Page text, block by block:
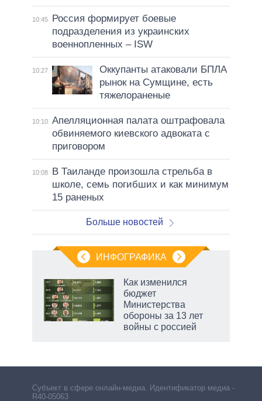
10:45
Россия формирует боевые
подразделения из украинских
военнопленных – ISW
10:27
Оккупанты атаковали БПЛА
рынок на Сумщине, есть
тяжелораненые
10:10 Апелляционная палата оштрафовала
обвиняемого киевского адвоката с
приговором
10:08
В Таиланде произошла стрельба в
школе, семь погибших и как минимум
15 раненых
Больше новостей
ИНФОГРАФИКА
Как изменился
бюджет
Министерства
обороны за 13 лет
войны с россией
Субъект в сфере онлайн-медиа. Идентификатор медиа –
R40-05063